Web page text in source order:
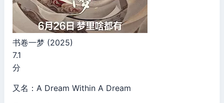
书卷一梦 (2025)
7.1
分
又名：A Dream Within A Dream